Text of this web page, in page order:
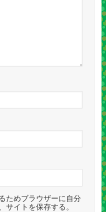
ためブラウザーに自分
サイトを保存する。